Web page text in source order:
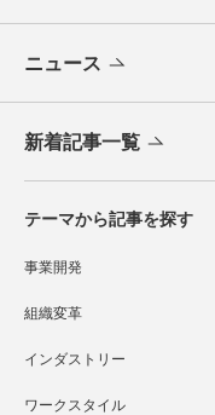
ニュース
新着記事一覧
テーマから記事を探す
事業開発
組織変革
インダストリー
ワークスタイル